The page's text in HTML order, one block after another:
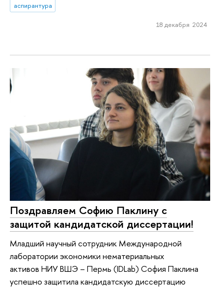
аспирантура
18 декабря 2024
Поздравляем Софию Паклину с
защитой кандидатской диссертации!
Младший научный сотрудник Международной
лаборатории экономики нематериальных
активов НИУ ВШЭ – Пермь (IDLab) София Паклина
успешно защитила кандидатскую диссертацию